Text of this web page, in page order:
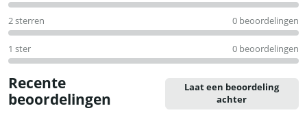
2 sterren 0 beoordelingen
1 ster 0 beoordelingen
Recente
beoordelingen
Laat een beoordeling
achter